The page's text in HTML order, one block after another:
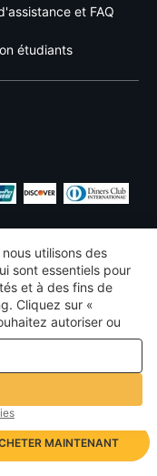
MAINTENANT
et FAQ
étudiants
cookies
utilisons des
sont essentiels pour
et à des fins de
Cliquez sur «
autoriser ou
d’analyse et
notre